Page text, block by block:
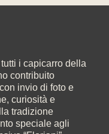
i capicarro della
contribuito
invio di foto e
curiosità e
tradizione
speciale agli